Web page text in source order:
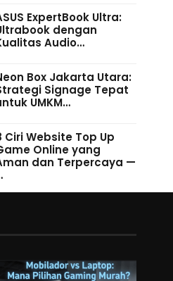
ExpertBook Ultra:
dengan
Audio…
Box Jakarta Utara:
Signage Tepat
UMKM…
Ciri Website Top Up
Online yang
dan Terpercaya —